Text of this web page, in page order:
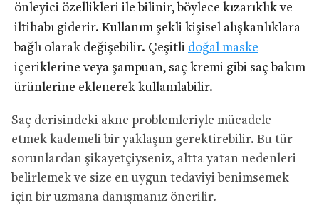
önleyici özellikleri ile bilinir, böylece kızarıklık ve
iltihabı giderir. Kullanım şekli kişisel alışkanlıklara
bağlı olarak değişebilir. Çeşitli doğal maske
içeriklerine veya şampuan, saç kremi gibi saç bakım
ürünlerine eklenerek kullanılabilir.
Saç derisindeki akne problemleriyle mücadele
etmek kademeli bir yaklaşım gerektirebilir. Bu tür
sorunlardan şikayetçiyseniz, altta yatan nedenleri
belirlemek ve size en uygun tedaviyi benimsemek
için bir uzmana danışmanız önerilir.